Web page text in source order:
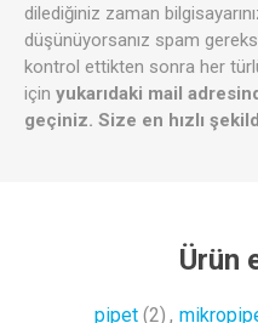
dilediğiniz zaman
düşünüyorsanız spam
kontrol ettikten sonra her
için yukarıdaki mail
geçiniz. Size en hızlı
Ürün
pipet (2) ,